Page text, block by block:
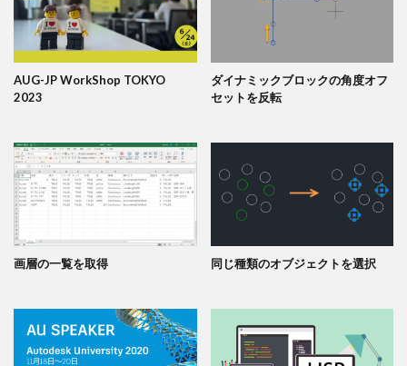
AUG-JP WorkShop TOKYO
2023
ダイナミックブロックの角度オフ
セットを反転
画層の一覧を取得 同じ種類のオブジェクトを選択